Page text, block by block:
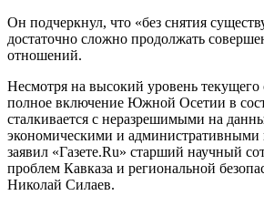
Он подчеркнул, что «без снятия
достаточно сложно продолжать
отношений.
Несмотря на высокий уровень текущего
полное включение Южной Осетии в
сталкивается с неразрешимыми на
экономическими и административными
заявил «Газете.Ru» старший научный
проблем Кавказа и региональной
Николай Силаев.